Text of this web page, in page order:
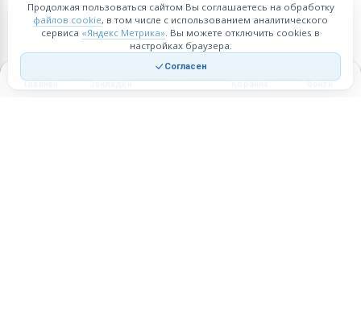
Главная Закладки Корзина Войти
Продолжая пользоваться сайтом Вы соглашаетесь на обработку
файлов cookie, в том числе с использованием аналитического
сервиса «Яндекс Метрика». Вы можете отключить cookies в
настройках браузера.
Согласен